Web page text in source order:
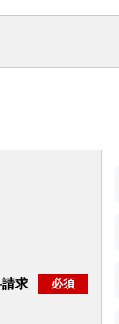
求 必須